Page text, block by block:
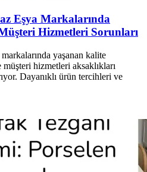
Eşya Markalarında
Hizmetleri Sorunları
yaşanan kalite
hizmetleri aksaklıkları
Dayanıklı ürün tercihleri ve